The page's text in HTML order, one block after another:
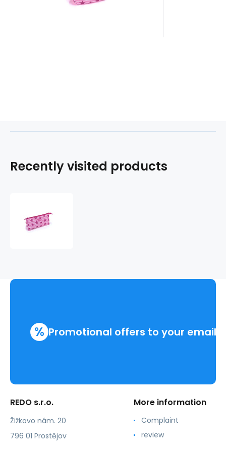
Recently visited products
% Promotional offers to your email
REDO s.r.o.
Žižkovo nám. 20
796 01 Prostějov
More information
Complaint
review